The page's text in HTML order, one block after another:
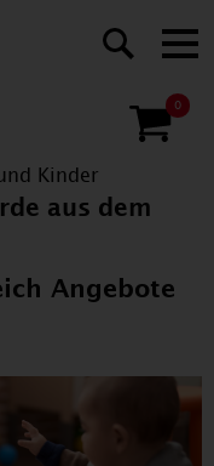
0
Kinder
aus dem
Angebote